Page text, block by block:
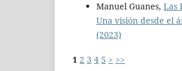
Manuel Guanes, Las
Una visión desde el
(2023)
1 2 3 4 5 > >>